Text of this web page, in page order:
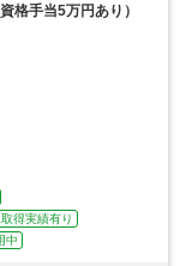
格手当5万円あり）
得実績有り
中